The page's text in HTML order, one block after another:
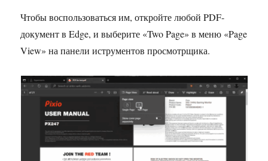
Чтобы воспользоваться им, откройте любой PDF-
документ в Edge, и выберите «Two Page» в меню «Page
View» на панели иструментов просмотрщика.